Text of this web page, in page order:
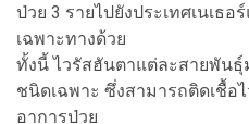
ป่วย 3 รายไปยังประเทศเนเธ
เฉพาะทางด้วย
ทั้งนี้ ไวรัสฮันตาแต่ละสายพัน
ชนิดเฉพาะ ซึ่งสามารถติดเชื้อ
อาการป่วย